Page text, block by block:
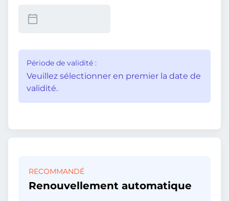
Période de validité :
Veuillez sélectionner en premier la date de
validité.
RECOMMANDÉ
Renouvellement automatique